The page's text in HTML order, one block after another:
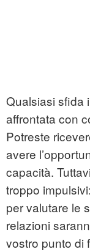
Qualsiasi sfida
affrontata con
Potreste
avere
capacità.
troppo
per valutare le
relazioni
vostro punto di